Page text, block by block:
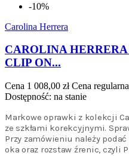
-10%
Carolina Herrera
CAROLINA
CLIP ON...
Cena 1 008,00 zł Cena regularna
Dostępność: na stanie
Markowe oprawki z kolekcji
ze szkłami korekcyjnymi.
Przy zamówieniu należy
oka oraz rozstaw źrenic, czyli